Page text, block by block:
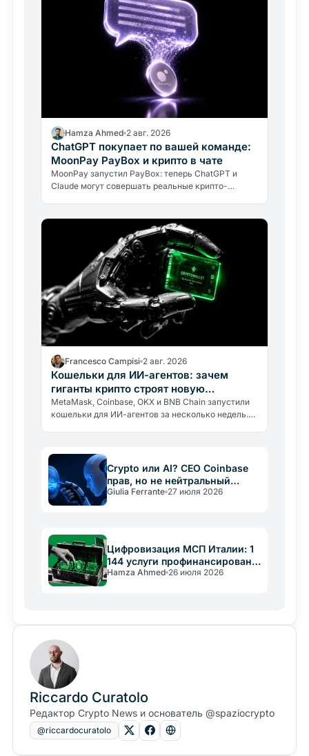
Hamza Ahmed 2 авг. 2026
ChatGPT покупает по вашей команде:
MoonPay PayBox и крипто в чате
MoonPay запустил PayBox: теперь ChatGPT и
Claude могут совершать реальные крипто-
Francesco Campisi 2 авг. 2026
Кошельки для ИИ-агентов: зачем
гиганты крипто строят новую
инфраструктуру
MetaMask, Coinbase, OKX и BNB Chain запустили
кошельки для ИИ-агентов за несколько недель.
Crypto или AI? CEO Coinbase
прав, но не нейтральный
арбитр
Giulia Ferrante 27 июля 2026
Цифровизация МСП Италии: 1
144 услуги профинансированы
PNRR
Hamza Ahmed 26 июля 2026
Riccardo Curatolo
Редактор Crypto News и основатель @spaziocrypto
@riccardocuratolo